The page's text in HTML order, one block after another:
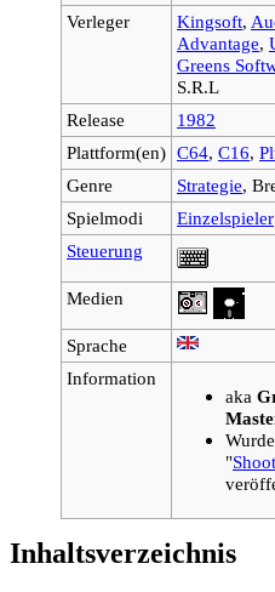
Verleger
Kingsoft,
Advantage,
Greens
S.R.L
Release
1982
Plattform(en) C64, C16,
Genre
Strategie,
Spielmodi
Einzelspieler
Steuerung
Medien
Sprache
Information
aka
"
Inhaltsverzeichnis